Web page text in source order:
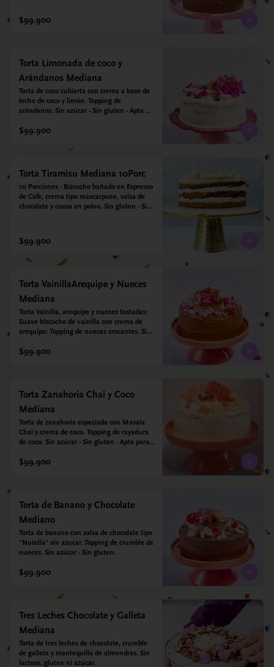
$99.900
Torta Limonada de coco y
Arándanos Mediana
Torta de coco cubierta con crema a base de
leche de coco y limón. Topping de
arándanos. Sin azúcar - Sin gluten - Apta
$99.900
Torta Tiramisu Mediana 10Porc
10 Porciones - Bizcocho bañado en Espresso
de Cafe, crema tipo mascarpone, salsa de
chocolate y cocoa en polvo. Sin gluten - Sin
$99.900
Torta VainillaArequipe y Nueces
Mediana
Torta Vainilla, arequipe y nueces tostadas:
Suave bizcocho de vainilla con crema de
arequipe: Topping de nueces crocantes. Sin
$99.900
Torta Zanahoria Chai y Coco
Mediana
Torta de zanahoria especiada con Masala
Chai y crema de coco. Topping de rayadura
de coco. Sin azúcar - Sin gluten - Apta para
y almendras. Endulzada con estevia.
$99.900
Torta de Banano y Chocolate
Mediano
Torta de banano con salsa de chocolate tipo
"Nutella" sin azucar. Topping de crumble de
nueces. Sin azúcar - Sin gluten.
$99.900
Tres Leches Chocolate y Galleta
Mediana
Torta de tres leches de chocolate, crumble
de galleta y mantequilla de almendras. Sin
lacteos, gluten ni azúcar.